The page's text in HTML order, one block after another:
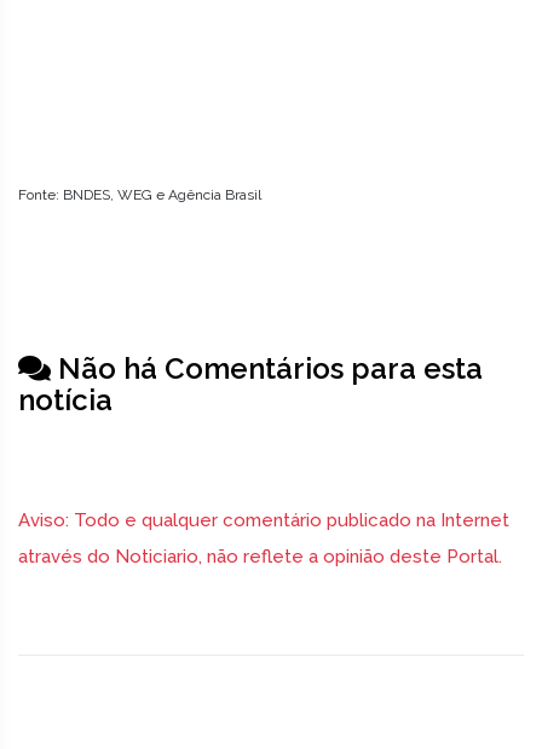
Fonte: BNDES, WEG e Agência Brasil
Não há Comentários para esta
notícia
Aviso: Todo e qualquer comentário publicado na Internet
através do Noticiario, não reflete a opinião deste Portal.